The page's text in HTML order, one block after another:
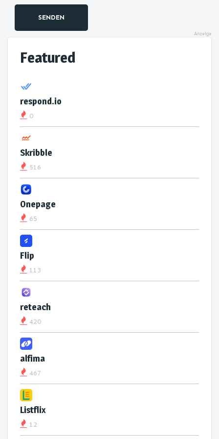
SENDEN
Anzeige
Featured
respond.io
0
Skribble
516
Onepage
65
Flip
113
reteach
420
alfima
467
Listflix
12